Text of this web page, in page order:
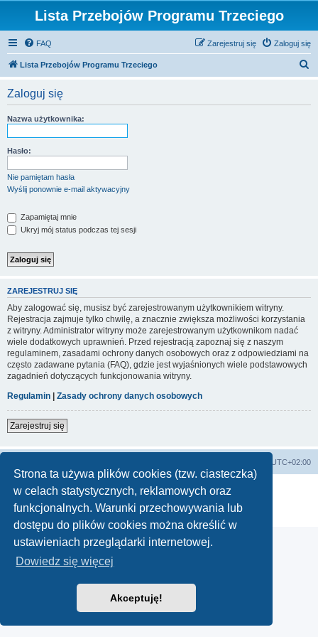
Strona ta używa plików cookies (tzw. ciasteczka)
w celach statystycznych, reklamowych oraz
funkcjonalnych. Warunki przechowywania lub
dostępu do plików cookies można określić w
ustawieniach przeglądarki internetowej.
Dowiedz się więcej
Akceptuję!
Lista Przebojów Programu Trzeciego
FAQ Zaloguj się
Zarejestruj się
Lista Przebojów Programu Trzeciego
Zaloguj się
Nazwa użytkownika:
Hasło:
Nie pamiętam hasła
Wyślij ponownie e-mail aktywacyjny
Zapamiętaj mnie
Ukryj mój status podczas tej sesji
ZAREJESTRUJ SIĘ
Aby zalogować się, musisz być zarejestrowanym użytkownikiem witryny.
Rejestracja zajmuje tylko chwilę, a znacznie zwiększa możliwości korzystania
z witryny. Administrator witryny może zarejestrowanym użytkownikom nadać
wiele dodatkowych uprawnień. Przed rejestracją zapoznaj się z naszym
regulaminem, zasadami ochrony danych osobowych oraz z odpowiedziami na
często zadawane pytania (FAQ), gdzie jest wyjaśnionych wiele podstawowych
zagadnień dotyczących funkcjonowania witryny.
Regulamin | Zasady ochrony danych osobowych
Zarejestruj się
UTC+02:00
Technologię dostarczaphpBB ® Forum Software © phpBB Limited
Zasady ochrony danych osobowych|Regulamin